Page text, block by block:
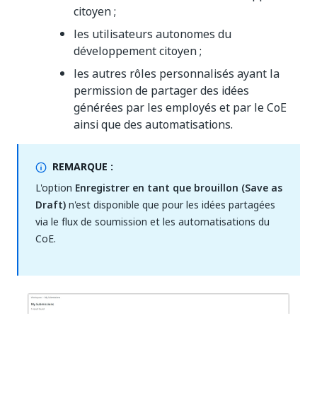
citoyen ;
les utilisateurs autonomes du
développement citoyen ;
les autres rôles personnalisés ayant la
permission de partager des idées
générées par les employés et par le CoE
ainsi que des automatisations.
REMARQUE :
L'option Enregistrer en tant que brouillon (Save as
Draft)n'est disponible que pour les idées partagées
via le flux de soumission et les automatisations du
CoE.